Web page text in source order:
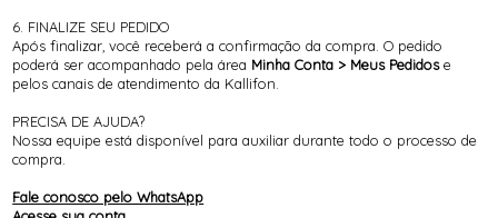
6. FINALIZE SEU PEDIDO
Após finalizar, você receberá a confirmação da compra. O pedido
poderá ser acompanhado pela área Minha Conta > Meus Pedidose
pelos canais de atendimento da Kallifon.
PRECISA DE AJUDA?
Nossa equipe está disponível para auxiliar durante todo o processo de
compra.
Fale conosco pelo WhatsApp